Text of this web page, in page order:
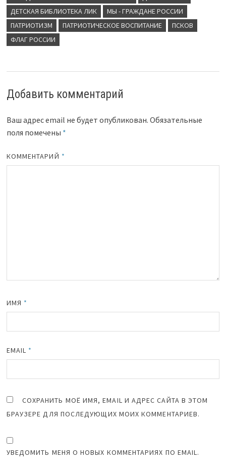
ДЕТСКАЯ БИБЛИОТЕКА ЛИК
МЫ - ГРАЖДАНЕ РОССИИ
ПАТРИОТИЗМ
ПАТРИОТИЧЕСКОЕ ВОСПИТАНИЕ
ПСКОВ
ФЛАГ РОССИИ
Добавить комментарий
Ваш адрес email не будет опубликован. Обязательные
поля помечены *
КОММЕНТАРИЙ *
ИМЯ *
EMAIL *
СОХРАНИТЬ МОЁ ИМЯ, EMAIL И АДРЕС САЙТА В ЭТОМ
БРАУЗЕРЕ ДЛЯ ПОСЛЕДУЮЩИХ МОИХ КОММЕНТАРИЕВ.
УВЕДОМИТЬ МЕНЯ О НОВЫХ КОММЕНТАРИЯХ ПО EMAIL.